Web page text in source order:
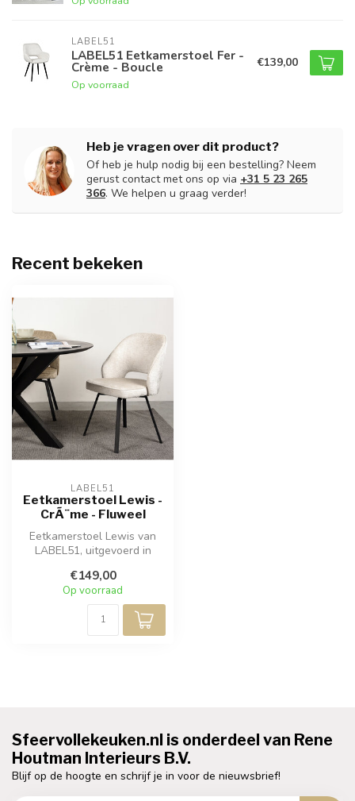
LABEL51
LABEL51 Eetkamerstoel Fer -
Crème - Boucle
Op voorraad
€139,00
Heb je vragen over dit product?
Of heb je hulp nodig bij een bestelling? Neem
gerust contact met ons op via +31 5 23 265
366. We helpen u graag verder!
Recent bekeken
LABEL51
Eetkamerstoel Lewis -
CrÃ¨me - Fluweel
Eetkamerstoel Lewis van
LABEL51, uitgevoerd in
elegante s...
€149,00
Op voorraad
Sfeervollekeuken.nl is onderdeel van Rene
Houtman Interieurs B.V.
Blijf op de hoogte en schrijf je in voor de nieuwsbrief!